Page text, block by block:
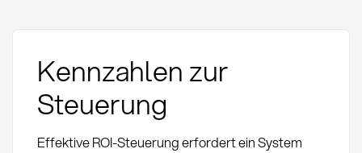
Kennzahlen zur
Steuerung
Effektive ROI-Steuerung erfordert ein System